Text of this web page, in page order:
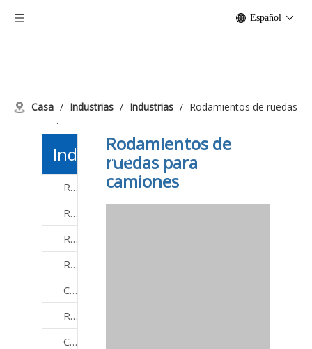
Español
Casa / Industrias / Industrias / Rodamientos de ruedas
para camiones
Industrias
Rodamientos Agrícolas
Rodamientos de maquinaria de construcción
Rodamientos de motores eléctricos
Rodamientos para Alimentos y Bebidas
Cojinetes de mástil de carretilla elevadora
Rodamientos de compresores industriales
Cojinetes de máquina herramienta
Rodamientos de
ruedas para
camiones